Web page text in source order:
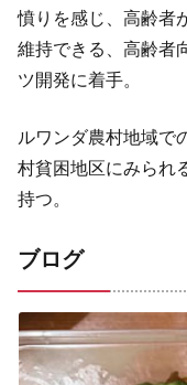
憤りを感じ、高齢者
維持できる、高齢者
ツ開発に着手。​
ルワンダ農村地域で
村貧困地区にみられ
持つ。​
ブログ